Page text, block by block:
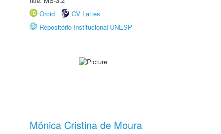
Orcid
CV Lattes
Repositório Institucional UNESP
Mônica Cristina de Moura